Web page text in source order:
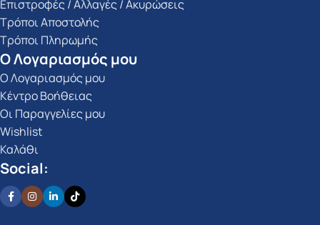
Επιστροφές / Αλλαγές / Ακυρώσεις
Τρόποι Αποστολής
Τρόποι Πληρωμής
Ο Λογαριασμός μου
Ο Λογαριασμός μου
Κέντρο Βοήθειας
Οι Παραγγελίες μου
Wishlist
Καλάθι
Social: